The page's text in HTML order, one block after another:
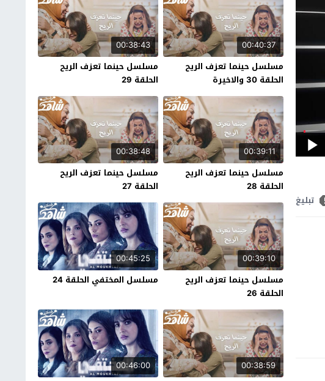
تبليغ
00:40:37
مسلسل حينما تعزف الريح
الحلقة 30 والاخيرة
00:38:43
مسلسل حينما تعزف الريح
الحلقة 29
00:39:11
مسلسل حينما تعزف الريح
الحلقة 28
00:38:48
مسلسل حينما تعزف الريح
الحلقة 27
00:39:10
مسلسل حينما تعزف الريح
الحلقة 26
00:45:25
مسلسل المختفي الحلقة 24
00:38:59
00:46:00